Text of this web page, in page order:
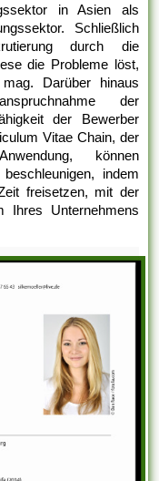
in Asien als
Schließlich
durch die
die Probleme löst,
Darüber hinaus
der
der Bewerber
Vitae Chain, der
können
indem
freisetzen, mit der
Ihres Unternehmens